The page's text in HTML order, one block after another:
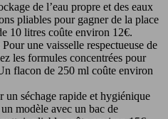
de l’eau propre et des eaux
pliables pour gagner de la place
10 litres coûte environ 12€.
Pour une vaisselle respectueuse de
les formules concentrées pour
flacon de 250 ml coûte environ
un séchage rapide et hygiénique
modèle avec un bac de